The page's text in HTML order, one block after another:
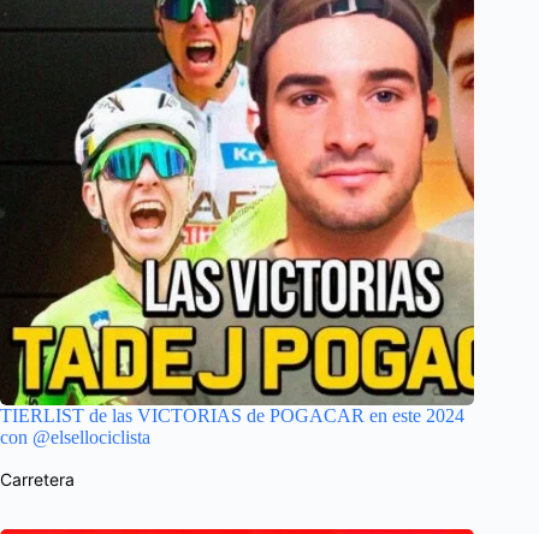
TIERLIST de las VICTORIAS de POGACAR en este 2024
con ⁠@elsellociclista
Carretera